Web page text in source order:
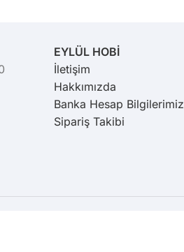
EYLÜL HOBİ
İletişim
Hakkımızda
Banka Hesap Bilgilerimiz
Sipariş Takibi